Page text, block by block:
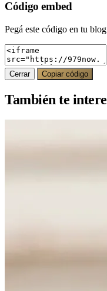
Código embed
Pegá este código en tu
Cerrar Copiar código
También te